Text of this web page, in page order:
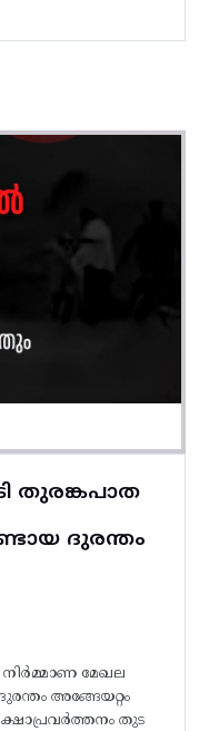
തുരങ്കപാത
ദുരന്തം
നിർമ്മാണ മേഖല
അങ്ങേയറ്റം
തുട